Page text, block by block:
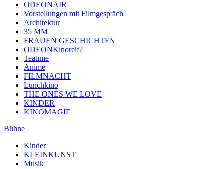
ODEONAIR
Vorstellungen mit Filmgespräch
Architektur
35 MM
FRAUEN GESCHICHTEN
ODEONKinoreif?
Teatime
Anime
FILMNACHT
Lunchkino
THE ONES WE LOVE
KINDER
KINOMAGIE
Bühne
Kinder
KLEINKUNST
Musik